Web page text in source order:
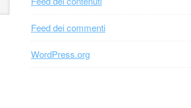
Feed dei commenti
WordPress.org